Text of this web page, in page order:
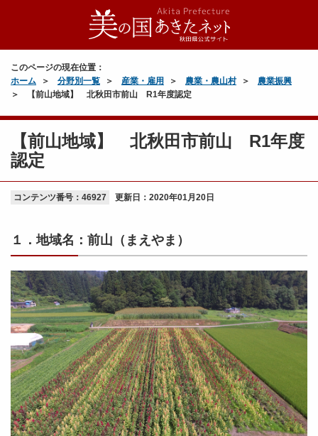
このページの現在位置：
ホーム
分野別一覧 産業・雇用 農業・農山村
農業振興
【前山地域】 北秋田市前山 R1年度認定
【前山地域】 北秋田市前山 R1年度
認定
コンテンツ番号：46927 更新日： 2020年01月20日
１．地域名：前山（まえやま）